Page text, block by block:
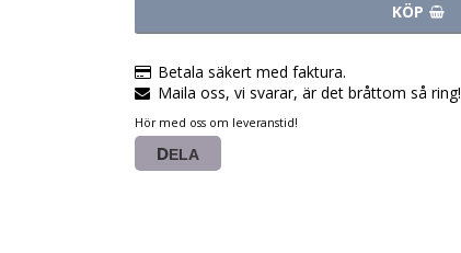
KÖP
Betala säkert med faktura.
Maila oss, vi svarar, är det bråttom så ring!
Hör med oss om leveranstid!
DELA